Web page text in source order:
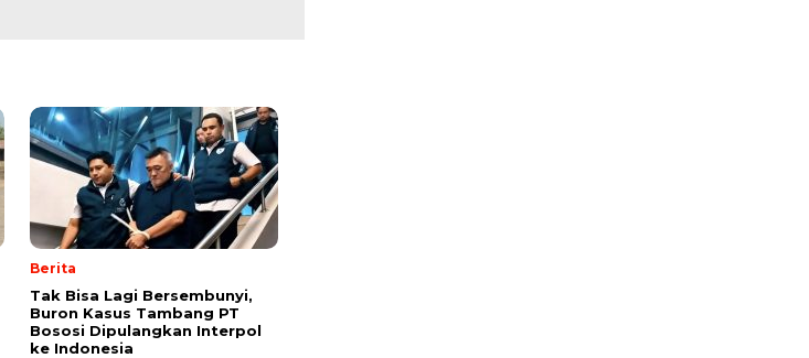
Berita
Tak Bisa Lagi Bersembunyi,
Buron Kasus Tambang PT
Bososi Dipulangkan Interpol
ke Indonesia